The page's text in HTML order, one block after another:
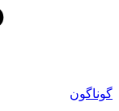
گوناگون